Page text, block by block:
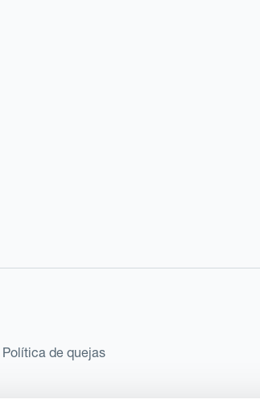
Política de quejas